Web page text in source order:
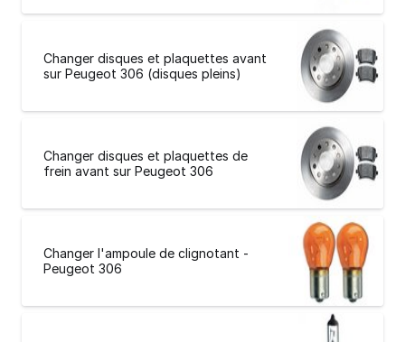
Changer disques et plaquettes avant
sur Peugeot 306 (disques pleins)
Changer disques et plaquettes de
frein avant sur Peugeot 306
Changer l'ampoule de clignotant -
Peugeot 306